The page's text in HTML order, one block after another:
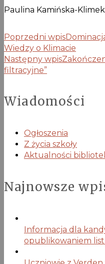
Paulina Kamińska-Klimek
Poprzedni wpis
Wiedzy o Klimacie
Następny wpis
filtracyjne”
Wiadomości
Ogłoszenia
Z życia szkoły
Aktualności
Najnowsze
Informacja dla
opublikowaniem